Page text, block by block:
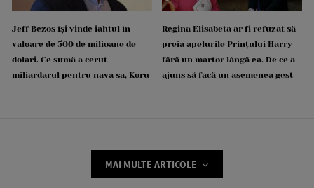
Jeff Bezos își vinde iahtul în
valoare de 500 de milioane de
dolari. Ce sumă a cerut
miliardarul pentru nava sa, Koru
Regina Elisabeta ar fi refuzat să
preia apelurile Prințului Harry
fără un martor lângă ea. De ce a
ajuns să facă un asemenea gest
MAI MULTE ARTICOLE